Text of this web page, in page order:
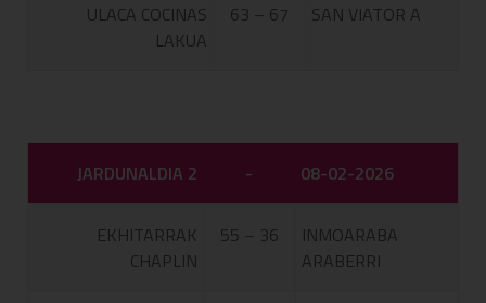
ULACA COCINAS
LAKUA
63 – 67 SAN VIATOR A
JARDUNALDIA 2 - 08-02-2026
EKHITARRAK
CHAPLIN
55 – 36
INMOARABA
ARABERRI